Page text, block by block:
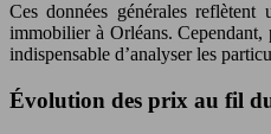
Ces données générales reflètent
immobilier à Orléans.
indispensable d’analyser les
Évolution des prix au fil